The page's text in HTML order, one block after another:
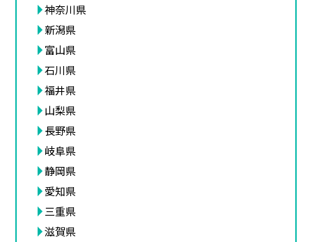
神奈川県
新潟県
富山県
石川県
福井県
山梨県
長野県
岐阜県
静岡県
愛知県
三重県
滋賀県